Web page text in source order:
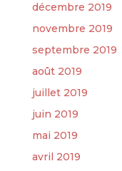
décembre 2019
novembre 2019
septembre 2019
août 2019
juillet 2019
juin 2019
mai 2019
avril 2019